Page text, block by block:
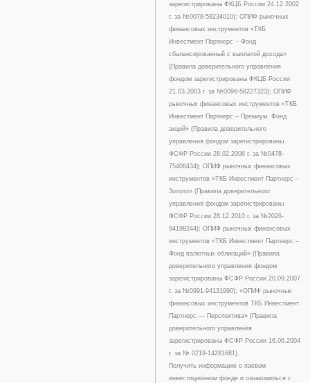
зарегистрированы ФКЦБ России 24.12.2002
г. за №0078-58234010); ОПИФ рыночных
финансовых инструментов «ТКБ
Инвестмент Партнерс – Фонд
сбалансированный с выплатой дохода»
(Правила доверительного управления
фондом зарегистрированы ФКЦБ России
21.03.2003 г. за №0096-58227323); ОПИФ
рыночных финансовых инструментов «ТКБ
Инвестмент Партнерс – Премиум. Фонд
акций» (Правила доверительного
управления фондом зарегистрированы
ФСФР России 28.02.2006 г. за №0478-
75408434); ОПИФ рыночных финансовых
инструментов «ТКБ Инвестмент Партнерс –
Золото» (Правила доверительного
управления фондом зарегистрированы
ФСФР России 28.12.2010 г. за №2026-
94198244); ОПИФ рыночных финансовых
инструментов «ТКБ Инвестмент Партнерс –
Фонд валютных облигаций» (Правила
доверительного управления фондом
зарегистрированы ФСФР России 20.09.2007
г. за №0991-94131990); «ОПИФ рыночных
финансовых инструментов ТКБ Инвестмент
Партнерс — Перспектива» (Правила
доверительного управления
зарегистрированы ФСФР России 16.06.2004
г. за № 0219-14281681).
Получить информацию о паевом
инвестиционном фонде и ознакомиться с